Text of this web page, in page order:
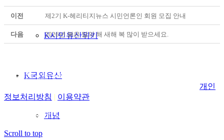
K시민유산위키
K국외유산
개념
이전 제2기 K-헤리티지뉴스 시민언론인 회원 모집 안내
다음 2026년 붉은 말의 해 새해 복 많이 받으세요.
선동) 현대뜨레비앙 423호
개인
정보처리방침 | 이용약관
Copyright. 사단법인 K헤리티지재단 All rights reserved.
Scroll to top